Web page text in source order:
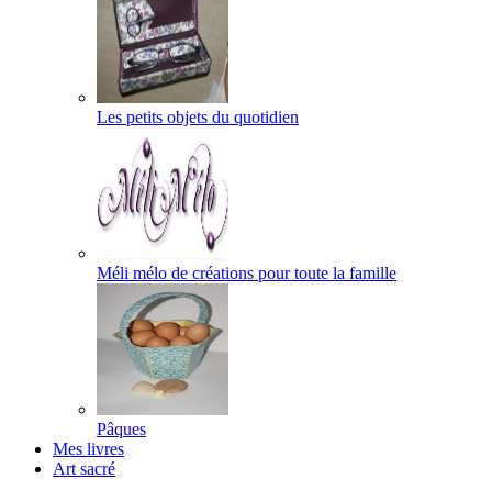
Les petits objets du quotidien
Méli mélo de créations pour toute la famille
Pâques
Mes livres
Art sacré